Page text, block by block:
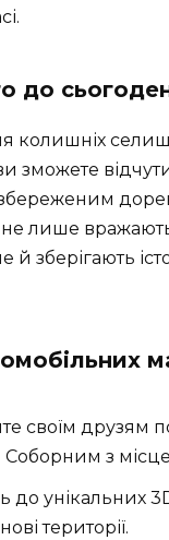
до
колишніх селищ
зможете
лише
й зберігають
своїм друзям
Соборним з
до унікальних
території.